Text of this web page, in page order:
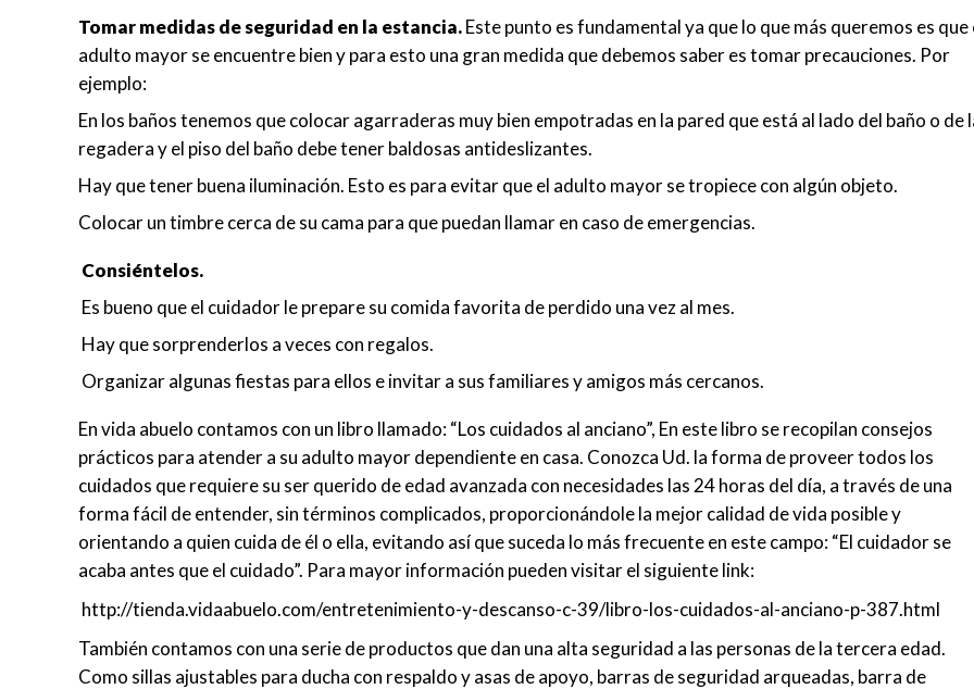
Tomar medidas de seguridad en la estancia.Este punto es fundamental ya que lo que más queremos es que
adulto mayor se encuentre bien y para esto una gran medida que debemos saber es tomar precauciones. Por
ejemplo:
En los baños tenemos que colocar agarraderas muy bien empotradas en la pared que está al lado del baño o de
regadera y el piso del baño debe tener baldosas antideslizantes.
Hay que tener buena iluminación. Esto es para evitar que el adulto mayor se tropiece con algún objeto.
Colocar un timbre cerca de su cama para que puedan llamar en caso de emergencias.
Consiéntelos.
Es bueno que el cuidador le prepare su comida favorita de perdido una vez al mes.
Hay que sorprenderlos a veces con regalos.
Organizar algunas fiestas para ellos e invitar a sus familiares y amigos más cercanos.
En vida abuelo contamos con un libro llamado: “Los cuidados al anciano”, En este libro se recopilan consejos
prácticos para atender a su adulto mayor dependiente en casa. Conozca Ud. la forma de proveer todos los
cuidados que requiere su ser querido de edad avanzada con necesidades las 24 horas del día, a través de una
forma fácil de entender, sin términos complicados, proporcionándole la mejor calidad de vida posible y
orientando a quien cuida de él o ella, evitando así que suceda lo más frecuente en este campo: “El cuidador se
acaba antes que el cuidado”. Para mayor información pueden visitar el siguiente link:
http://tienda.vidaabuelo.com/entretenimiento-y-descanso-c-39/libro-los-cuidados-al-anciano-p-387.html
También contamos con una serie de productos que dan una alta seguridad a las personas de la tercera edad.
Como sillas ajustables para ducha con respaldo y asas de apoyo, barras de seguridad arqueadas, barra de